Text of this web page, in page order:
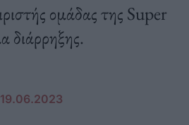
ομάδας της Super
διάρρηξης.
19.06.2023